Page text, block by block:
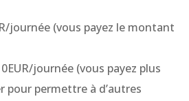
journée (vous payez le montant
journée (vous payez plus
pour permettre à d’autres